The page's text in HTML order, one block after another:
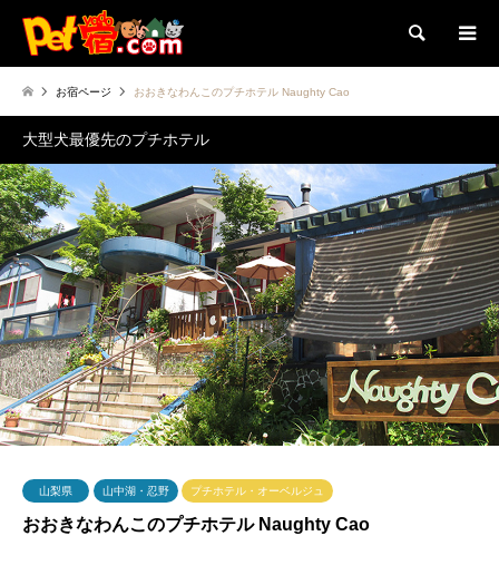
検索
お宿ページ おおきなわんこのプチホテル Naughty Cao
大型犬最優先のプチホテル
山梨県 山中湖・忍野 プチホテル・オーベルジュ
おおきなわんこのプチホテル Naughty Cao